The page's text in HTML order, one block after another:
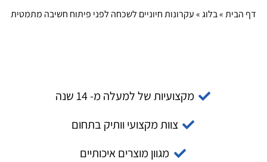
דף הבית»בלוג»עקרונות חיוניים לשכחה לפני פיתוח חשיבה מתמטית
מקצועיות של למעלה מ- 14 שנה
צוות מקצועי וותיק בתחום
מגוון מוצרים איכותיים